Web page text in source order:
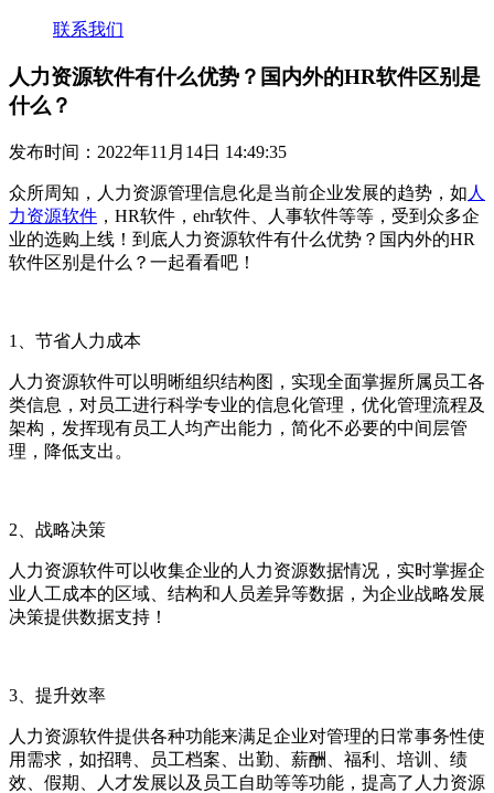
联系我们
人力资源软件有什么优势？国内外的HR软件区别是
什么？
发布时间：2022年11月14日 14:49:35
众所周知，人力资源管理信息化是当前企业发展的趋势，如 人
力资源软件 ， HR软件， ehr软件、人事软件等等，受到众多企
业的选购上线！到底人力资源软件有什么优势？ 国内外的HR
软件区别是什么 ？ 一起看看吧！
1 、节省人力成本
人力资源软件可以明晰组织结构图，实现全面掌握所属员工各
类信息，对员工进行科学专业的信息化管理，优化管理流程及
架构，发挥现有员工人均产出能力，简化不必要的中间层管
理，降低支出。
2 、战略决策
人力资源软件可以收集企业的人力资源数据情况，实时掌握企
业人工成本的区域、结构和人员差异等数据，为企业战略发展
决策提供数据支持！
3 、提升效率
人力资源软件提供各种功能来满足企业对管理的日常事务性使
用需求，如招聘、员工档案、出勤、薪酬、福利、培训、绩
效、假期、人才发展以及员工自助等等功能，提高了人力资源